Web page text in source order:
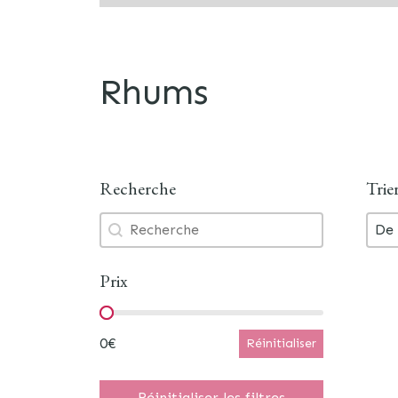
Rhums
Recherche
Recherche
Recherche
Prix
Prix
0€ Réinitialiser
De